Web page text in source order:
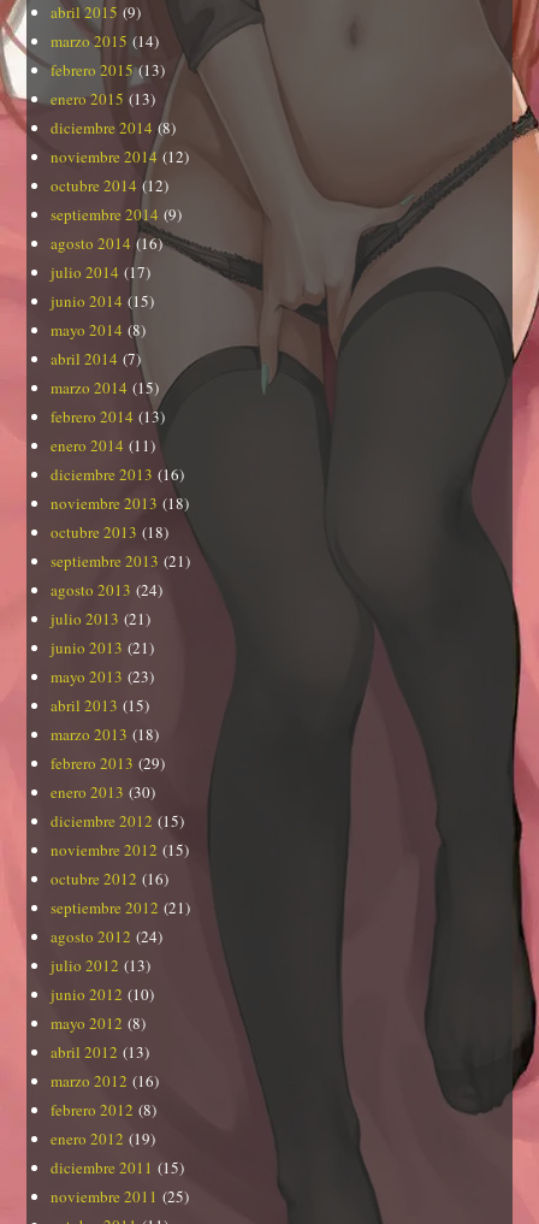
abril 2015 (9)
marzo 2015 (14)
febrero 2015(13)
enero 2015 (13)
diciembre 2014 (8)
noviembre 2014 (12)
octubre 2014 (12)
septiembre 2014 (9)
agosto 2014 (16)
julio 2014 (17)
junio 2014 (15)
mayo 2014 (8)
abril 2014 (7)
marzo 2014 (15)
febrero 2014 (13)
enero 2014 (11)
diciembre 2013 (16)
noviembre 2013 (18)
octubre 2013 (18)
septiembre 2013 (21)
agosto 2013 (24)
julio 2013 (21)
junio 2013 (21)
mayo 2013 (23)
abril 2013 (15)
marzo 2013 (18)
febrero 2013 (29)
enero 2013 (30)
diciembre 2012 (15)
noviembre 2012 (15)
octubre 2012 (16)
septiembre 2012 (21)
agosto 2012 (24)
julio 2012 (13)
junio 2012 (10)
mayo 2012 (8)
abril 2012 (13)
marzo 2012 (16)
febrero 2012 (8)
enero 2012 (19)
diciembre 2011 (15)
noviembre 2011 (25)